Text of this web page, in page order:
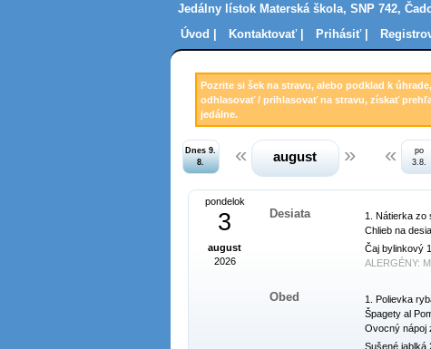
Jedálny lístok Materská škola, SNP 742,
Úvod |
Kontaktovať | Prihásiť |
Pozrite si šek na stravu, alebo podklad k
odhlasovať / prihlasovať na stravu, získať
jedálne.
Dnes 9.
8.
august
po
3.8.
pondelok
3
august
2026
Desiata
1. Nátierka zo
Chlieb na
Čaj bylinkový
ALERGÉNY:
Obed
1. Polievka
Špagety al
Ovocný nápoj
Sušené jablká